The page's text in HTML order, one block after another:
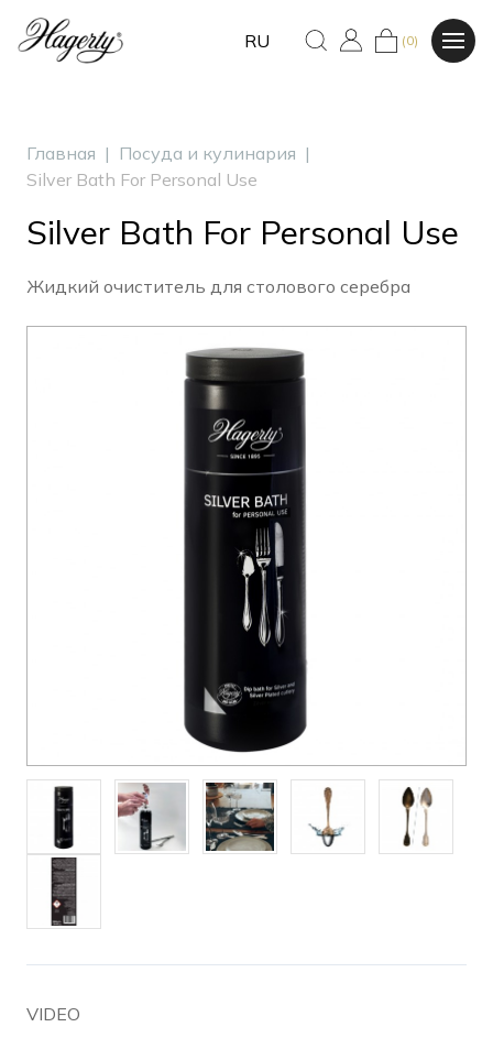
RU (0)
Главная | Посуда и кулинария |
Silver Bath For Personal Use
Silver Bath For Personal Use
Жидкий очиститель для столового серебра
VIDEO